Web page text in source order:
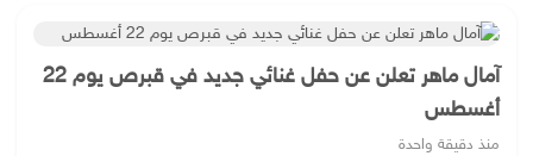
آمال ماهر تعلن عن حفل غنائي جديد في قبرص يوم 22
أغسطس
منذ دقيقة واحدة